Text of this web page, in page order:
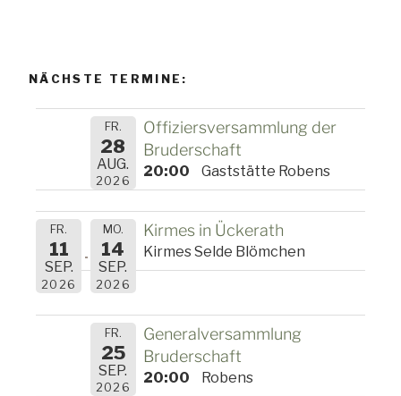
NÄCHSTE TERMINE:
FR.
28
AUG.
2026
Offiziersversammlung der
Bruderschaft
20:00 Gaststätte Robens
FR.
11
SEP.
2026
MO.
14
SEP.
2026
Kirmes in Ückerath
Kirmes Selde Blömchen
FR.
25
SEP.
2026
Generalversammlung
Bruderschaft
20:00 Robens